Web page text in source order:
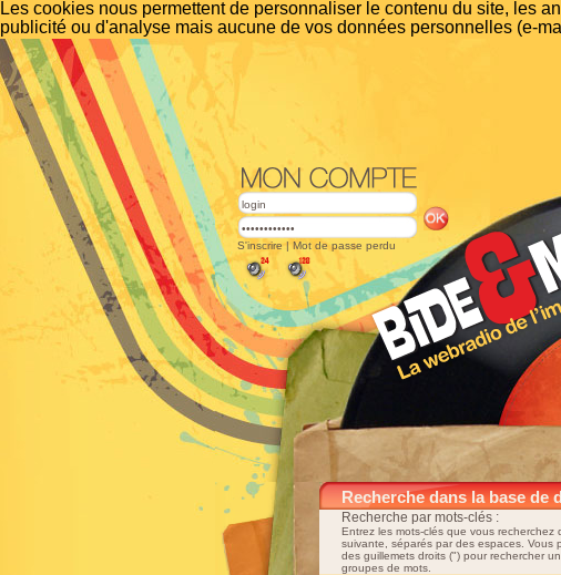
Les cookies nous permettent de personnaliser le contenu du site, les
publicité ou d'analyse mais aucune de vos données personnelles (e-
S'inscrire | Mot de passe perdu
Recherche dans la base de
Recherche par mots-clés :
Entrez les mots-clés que vous recherchez
suivante, séparés par des espaces. Vous
des guillemets droits (") pour rechercher
groupes de mots.